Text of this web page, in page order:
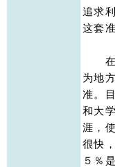
追求
这套
在我
为地
准。
和大
涯，
很快
５％